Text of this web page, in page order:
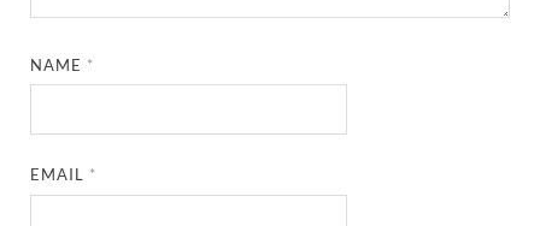
NAME *
EMAIL *